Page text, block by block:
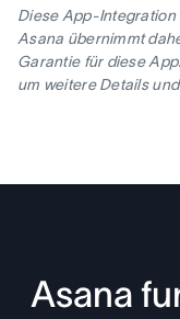
Diese App-Integration
Asana übernimmt
Garantie für diese
um weitere Details
Asana